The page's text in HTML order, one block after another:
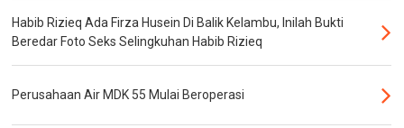
Habib Rizieq Ada Firza Husein Di Balik Kelambu, Inilah Bukti
Beredar Foto Seks Selingkuhan Habib Rizieq
Perusahaan Air MDK 55 Mulai Beroperasi